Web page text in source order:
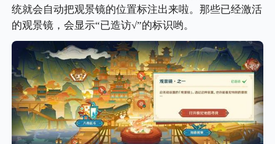
统就会自动把观景镜的位置标注出来啦。那些已经激活
的观景镜，会显示“已造访√”的标识哟。